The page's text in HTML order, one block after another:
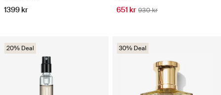
1399 kr 651 kr 930 kr
20% Deal 30% Deal